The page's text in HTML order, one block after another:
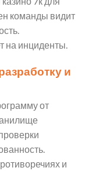
команды видит
на инциденты.
и
от
и